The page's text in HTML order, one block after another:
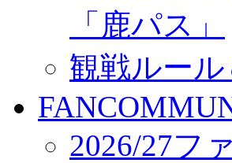
「鹿パス」
観戦ルー
2026/27フ